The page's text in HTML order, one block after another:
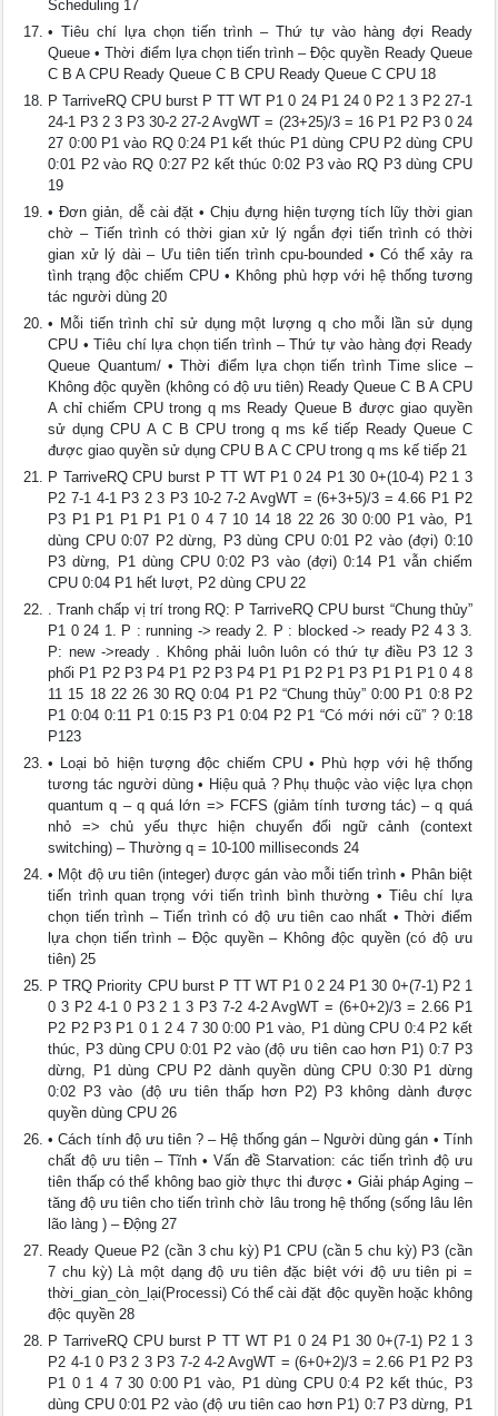
Scheduling 17
• Tiêu chí lựa chọn tiến trình – Thứ tự vào hàng đợi Ready
Queue • Thời điểm lựa chọn tiến trình – Độc quyền Ready Queue
C B A CPU Ready Queue C B CPU Ready Queue C CPU 18
P TarriveRQ CPU burst P TT WT P1 0 24 P1 24 0 P2 1 3 P2 27-1
24-1 P3 2 3 P3 30-2 27-2 AvgWT = (23+25)/3 = 16 P1 P2 P3 0 24
27 0:00 P1 vào RQ 0:24 P1 kết thúc P1 dùng CPU P2 dùng CPU
0:01 P2 vào RQ 0:27 P2 kết thúc 0:02 P3 vào RQ P3 dùng CPU
19
• Đơn giản, dễ cài đặt • Chịu đựng hiện tượng tích lũy thời gian
chờ – Tiến trình có thời gian xử lý ngắn đợi tiến trình có thời
gian xử lý dài – Ưu tiên tiến trình cpu-bounded • Có thể xảy ra
tình trạng độc chiếm CPU • Không phù hợp với hệ thống tương
tác người dùng 20
• Mỗi tiến trình chỉ sử dụng một lượng q cho mỗi lần sử dụng
CPU • Tiêu chí lựa chọn tiến trình – Thứ tự vào hàng đợi Ready
Queue Quantum/ • Thời điểm lựa chọn tiến trình Time slice –
Không độc quyền (không có độ ưu tiên) Ready Queue C B A CPU
A chỉ chiếm CPU trong q ms Ready Queue B được giao quyền
sử dụng CPU A C B CPU trong q ms kế tiếp Ready Queue C
được giao quyền sử dụng CPU B A C CPU trong q ms kế tiếp 21
P TarriveRQ CPU burst P TT WT P1 0 24 P1 30 0+(10-4) P2 1 3
P2 7-1 4-1 P3 2 3 P3 10-2 7-2 AvgWT = (6+3+5)/3 = 4.66 P1 P2
P3 P1 P1 P1 P1 P1 0 4 7 10 14 18 22 26 30 0:00 P1 vào, P1
dùng CPU 0:07 P2 dừng, P3 dùng CPU 0:01 P2 vào (đợi) 0:10
P3 dừng, P1 dùng CPU 0:02 P3 vào (đợi) 0:14 P1 vẫn chiếm
CPU 0:04 P1 hết lượt, P2 dùng CPU 22
. Tranh chấp vị trí trong RQ: P TarriveRQ CPU burst “Chung thủy”
P1 0 24 1. P : running -> ready 2. P : blocked -> ready P2 4 3 3.
P: new ->ready . Không phải luôn luôn có thứ tự điều P3 12 3
phối P1 P2 P3 P4 P1 P2 P3 P4 P1 P1 P2 P1 P3 P1 P1 P1 0 4 8
11 15 18 22 26 30 RQ 0:04 P1 P2 “Chung thủy” 0:00 P1 0:8 P2
P1 0:04 0:11 P1 0:15 P3 P1 0:04 P2 P1 “Có mới nới cũ” ? 0:18
P123
• Loại bỏ hiện tượng độc chiếm CPU • Phù hợp với hệ thống
tương tác người dùng • Hiệu quả ? Phụ thuộc vào việc lựa chọn
quantum q – q quá lớn => FCFS (giảm tính tương tác) – q quá
nhỏ => chủ yếu thực hiện chuyển đổi ngữ cảnh (context
switching) – Thường q = 10-100 milliseconds 24
• Một độ ưu tiên (integer) được gán vào mỗi tiến trình • Phân biệt
tiến trình quan trọng với tiến trình bình thường • Tiêu chí lựa
chọn tiến trình – Tiến trình có độ ưu tiên cao nhất • Thời điểm
lựa chọn tiến trình – Độc quyền – Không độc quyền (có độ ưu
tiên) 25
P TRQ Priority CPU burst P TT WT P1 0 2 24 P1 30 0+(7-1) P2 1
0 3 P2 4-1 0 P3 2 1 3 P3 7-2 4-2 AvgWT = (6+0+2)/3 = 2.66 P1
P2 P2 P3 P1 0 1 2 4 7 30 0:00 P1 vào, P1 dùng CPU 0:4 P2 kết
thúc, P3 dùng CPU 0:01 P2 vào (độ ưu tiên cao hơn P1) 0:7 P3
dừng, P1 dùng CPU P2 dành quyền dùng CPU 0:30 P1 dừng
0:02 P3 vào (độ ưu tiên thấp hơn P2) P3 không dành được
quyền dùng CPU 26
• Cách tính độ ưu tiên ? – Hệ thống gán – Người dùng gán • Tính
chất độ ưu tiên – Tĩnh • Vấn đề Starvation: các tiến trình độ ưu
tiên thấp có thể không bao giờ thực thi được • Giải pháp Aging –
tăng độ ưu tiên cho tiến trình chờ lâu trong hệ thống (sống lâu lên
lão làng ) – Động 27
Ready Queue P2 (cần 3 chu kỳ) P1 CPU (cần 5 chu kỳ) P3 (cần
7 chu kỳ) Là một dạng độ ưu tiên đặc biệt với độ ưu tiên pi =
thời_gian_còn_lại(Processi) Có thể cài đặt độc quyền hoặc không
độc quyền 28
P TarriveRQ CPU burst P TT WT P1 0 24 P1 30 0+(7-1) P2 1 3
P2 4-1 0 P3 2 3 P3 7-2 4-2 AvgWT = (6+0+2)/3 = 2.66 P1 P2 P3
P1 0 1 4 7 30 0:00 P1 vào, P1 dùng CPU 0:4 P2 kết thúc, P3
dùng CPU 0:01 P2 vào (độ ưu tiên cao hơn P1) 0:7 P3 dừng, P1